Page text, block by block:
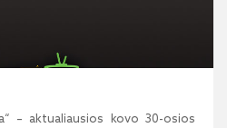
– aktualiausios kovo 30-osios